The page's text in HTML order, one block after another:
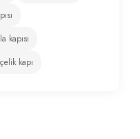
kapısı
kapı